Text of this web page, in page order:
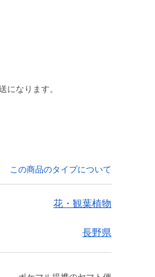
になります。
この商品のタイプについて
花・観葉植物
長野県